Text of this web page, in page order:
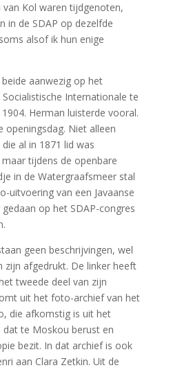
Kol waren tijdgenoten,
in de SDAP op dezelfde
alsof ik hun enige
aanwezig op het
Internationale te
Herman luisterde vooral.
openingsdag. Niet alleen
al in 1871 lid was
tijdens de openbare
in de Watergraafsmeer stal
uitvoering van een Javaanse
op het SDAP-congres
geen beschrijvingen, wel
zijn afgedrukt. De linker heeft
tweede deel van zijn
uit het foto-archief van het
die afkomstig is uit het
dat te Moskou berust en
bezit. In dat archief is ook
aan Clara Zetkin. Uit de